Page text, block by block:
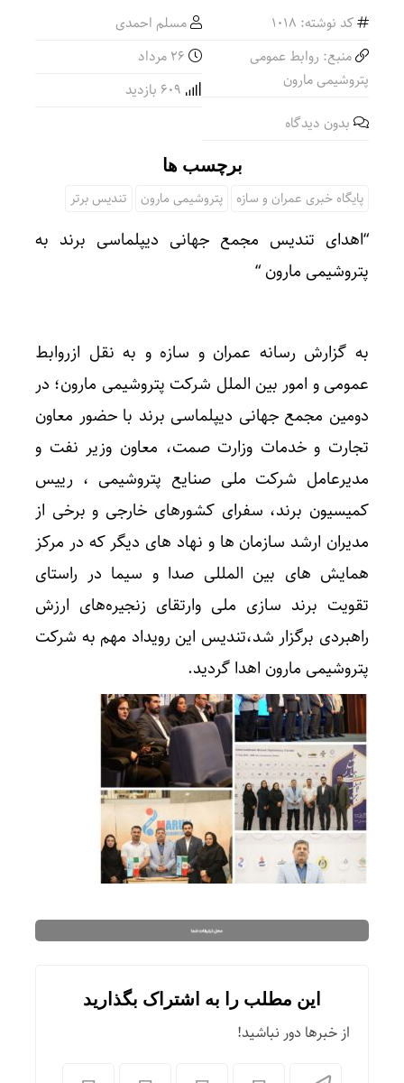
کد نوشته: 1018
مسلم احمدی
منبع: روابط عمومی
پتروشیمی مارون
بدون دیدگاه
برچسب ها
پایگاه خبری عمران و سازه پتروشیمی مارون تندیس برتر
“اهدای تندیس مجمع جهانی دیپلماسی برند به
پتروشیمی مارون “
به گزارش رسانه عمران و سازه و به نقل ازروابط
عمومی و امور بین الملل شرکت پتروشیمی مارون؛ در
دومین مجمع جهانی دیپلماسی برند با حضور معاون
تجارت و خدمات وزارت صمت، معاون وزیر نفت و
مدیرعامل شرکت ملی صنایع پتروشیمی ، رییس
کمیسیون برند، سفرای کشورهای خارجی و برخی از
مدیران ارشد سازمان ها و نهاد های دیگر که در مرکز
همایش های بین المللی صدا و سیما در راستای
تقویت برند سازی ملی وارتقای زنجیره‌های ارزش
راهبردی برگزار شد،تندیس این رویداد مهم به شرکت
پتروشیمی مارون اهدا گردید.
این مطلب را به اشتراک بگذارید
از خبرها دور نباشید!